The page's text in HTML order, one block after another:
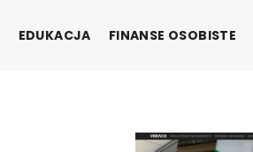
EDUKACJA FINANSE OSOBISTE